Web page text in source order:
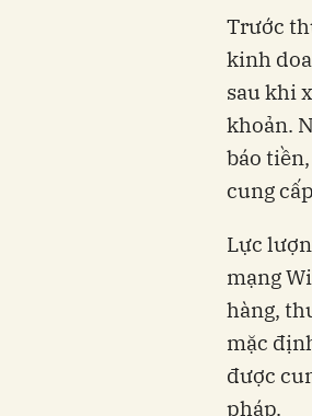
Trước
kinh
sau khi
khoản.
báo
cung
Lực
mạng
hàng,
mặc
được
pháp.